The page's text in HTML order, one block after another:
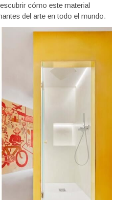
cómo este material
del arte en todo el mundo.